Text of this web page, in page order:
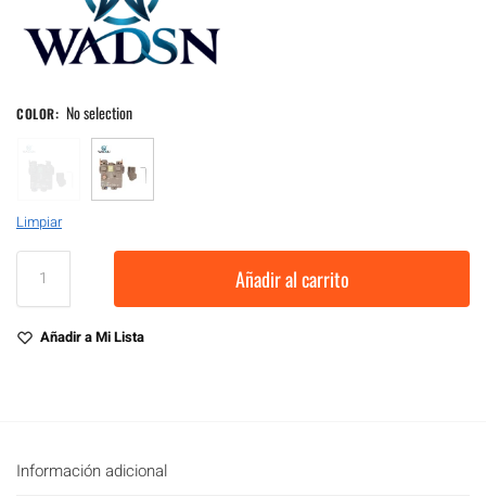
COLOR: No selection
Limpiar
Añadir al carrito
Añadir a Mi Lista
Información adicional